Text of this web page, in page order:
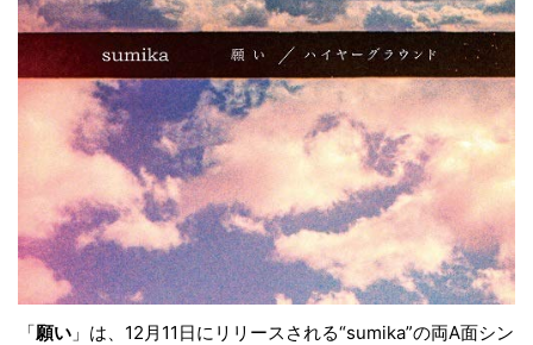
「願い 」は、12月11日にリリースされる“sumika”の両A面シン